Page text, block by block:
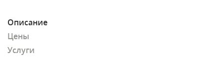
Описание
Цены
Услуги